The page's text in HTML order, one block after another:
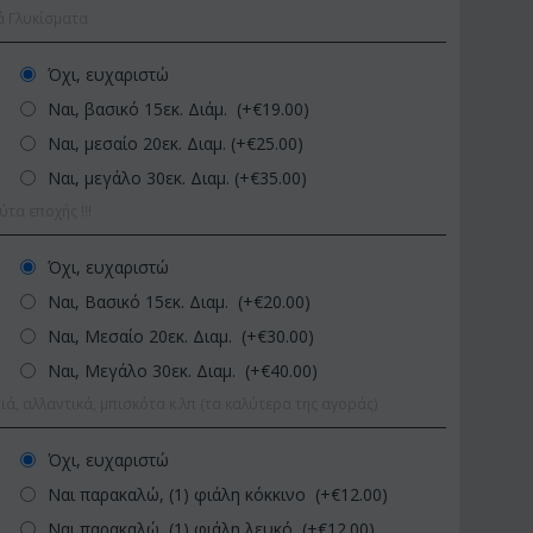
ΚΩΔΙΚΟΣ:
Ορχιδέα φαλαίνοψις σε
γυάλινο βάζο
€ 45.00 €39.99
Όχι, ευχαριστώ
Ναι, βασικό 15εκ. Διάμ. (+€19.00)
Ναι, μεσαίο 20εκ. Διαμ. (+€25.00)
Ναι, μεγάλο 30εκ. Διαμ. (+€35.00)
Όχι, ευχαριστώ
Ναι, Βασικό 15εκ. Διαμ. (+€20.00)
Ναι, Μεσαίο 20εκ. Διαμ. (+€30.00)
Ναι, Μεγάλο 30εκ. Διαμ. (+€40.00)
Όχι, ευχαριστώ
Ναι παρακαλώ, (1) φιάλη κόκκινο (+€12.00)